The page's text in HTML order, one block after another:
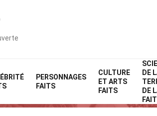
PERSONNAGES
FAITS
CULTURE
ET ARTS
FAITS
DE
DE
Home
35 Faits